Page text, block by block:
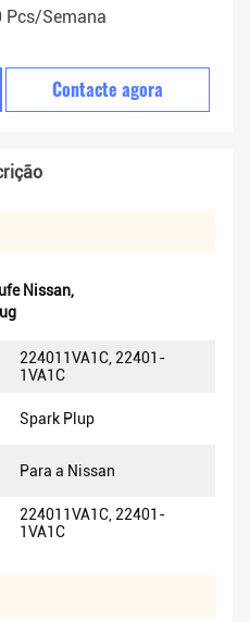
Pcs/semana
Contacte agora
Nissan,
224011VA1C, 22401-
1VA1C
Spark Plup
Para a Nissan
224011VA1C, 22401-
1VA1C